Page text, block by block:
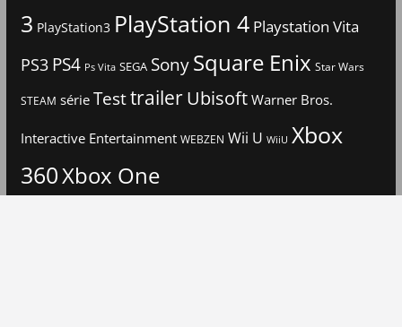
3 PlayStation3 PlayStation 4 Playstation Vita
PS3 PS4 Ps Vita SEGA Sony Square Enix Star Wars
STEAM série TesttrailerUbisoftWarner Bros.
Interactive Entertainment WEBZEN Wii U WiiU Xbox
360Xbox One